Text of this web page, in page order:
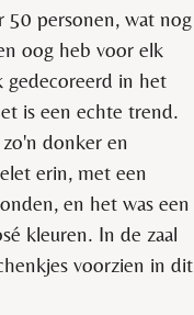
50 personen, wat nog
oog heb voor elk
gedecoreerd in het
is een echte trend.
donker en
erin, met een
en het was een
kleuren. In de zaal
voorzien in dit